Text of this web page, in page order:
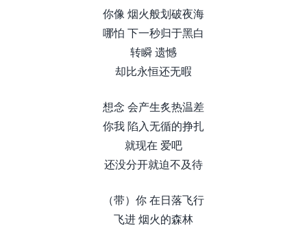
你像 烟火般划破夜海
哪怕 下一秒归于黑白
转瞬 遗憾
却比永恒还无暇
想念 会产生炙热温差
你我 陷入无循的挣扎
就现在 爱吧
还没分开就迫不及待
（带）你 在日落飞行
飞进 烟火的森林